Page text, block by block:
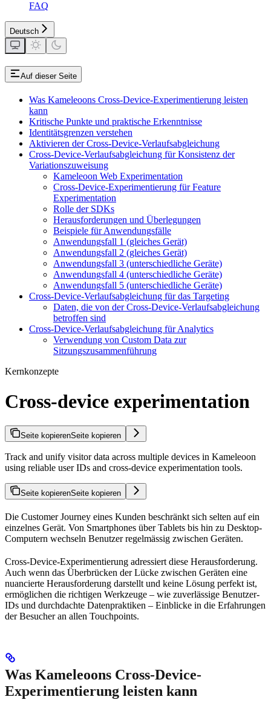
FAQ
Deutsch
Auf dieser Seite
Was Kameleoons Cross-Device-Experimentierung leisten
kann
Kritische Punkte und praktische Erkenntnisse
Identitätsgrenzen verstehen
Aktivieren der Cross-Device-Verlaufsabgleichung
Cross-Device-Verlaufsabgleichung für Konsistenz der
Variationszuweisung
Kameleoon Web Experimentation
Cross-Device-Experimentierung für Feature
Experimentation
Rolle der SDKs
Herausforderungen und Überlegungen
Beispiele für Anwendungsfälle
Anwendungsfall 1 (gleiches Gerät)
Anwendungsfall 2 (gleiches Gerät)
Anwendungsfall 3 (unterschiedliche Geräte)
Anwendungsfall 4 (unterschiedliche Geräte)
Anwendungsfall 5 (unterschiedliche Geräte)
Cross-Device-Verlaufsabgleichung für das Targeting
Daten, die von der Cross-Device-Verlaufsabgleichung
betroffen sind
Cross-Device-Verlaufsabgleichung für Analytics
Verwendung von Custom Data zur
Sitzungszusammenführung
Kernkonzepte
Cross-device experimentation
Seite kopierenSeite kopieren
Track and unify visitor data across multiple devices in Kameleoon
using reliable user IDs and cross-device experimentation tools.
Seite kopierenSeite kopieren
Die Customer Journey eines Kunden beschränkt sich selten auf ein
einzelnes Gerät. Von Smartphones über Tablets bis hin zu Desktop-
Computern wechseln Benutzer regelmässig zwischen Geräten.
Cross-Device-Experimentierung adressiert diese Herausforderung.
Auch wenn das Überbrücken der Lücke zwischen Geräten eine
nuancierte Herausforderung darstellt und keine Lösung perfekt ist,
ermöglichen die richtigen Werkzeuge – wie zuverlässige Benutzer-
IDs und durchdachte Datenpraktiken – Einblicke in die Erfahrungen
der Besucher an allen Touchpoints.
Was Kameleoons Cross-Device-
Experimentierung leisten kann